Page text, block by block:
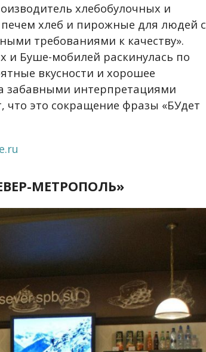
хлебобулочных и
хлеб и пирожные для людей с
требованиями к качеству».
и Буше-мобилей раскинулась по
вкусности и хорошее
забавными интерпретациями
что это сокращение фразы «БУдет
МЕТРОПОЛЬ»